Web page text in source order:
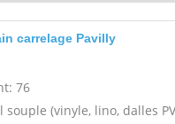
carrelage Pavilly
76
souple (vinyle, lino, dalles